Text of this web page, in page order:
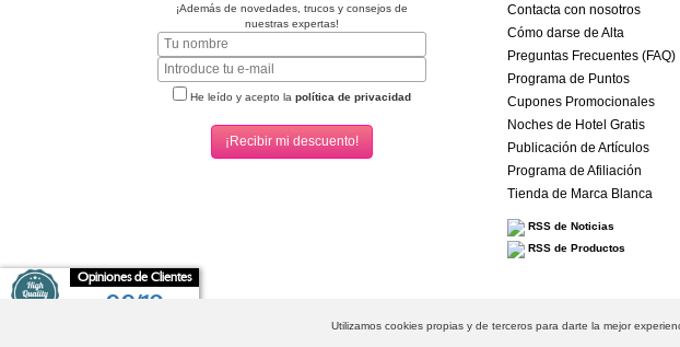
Opiniones de Clientes
9,9/10
¡Además de novedades, trucos y consejos de
nuestras expertas!
He leído y acepto la política de privacidad
Contacta con nosotros
Cómo darse de Alta
Preguntas Frecuentes (FAQ)
Programa de Puntos
Cupones Promocionales
Noches de Hotel Gratis
Publicación de Artículos
Programa de Afiliación
Tienda de Marca Blanca
RSS de Noticias
RSS de Productos
- Condonia, S.L. 2026 © Todos los derechos reservados
Preservativos
Preservativos
Utilizamos cookies propias y de terceros para darte la mejor